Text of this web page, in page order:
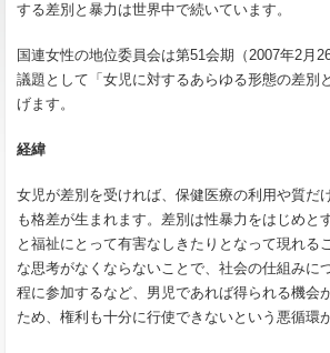
する差別と暴力は世界中で続いています。
国連女性の地位委員会は第51会期（2007年2月
議題として「女児に対するあらゆる形態の差別
げます。
経緯
女児が差別を受ければ、保健医療の利用や質だ
も格差が生まれます。差別は性暴力をはじめと
と福祉にとって有害なしきたりとなって現れる
な思考がなくならないことで、社会の仕組みに
程に参加するなど、男児であれば得られる機会
ため、権利も十分に行使できないという悪循環